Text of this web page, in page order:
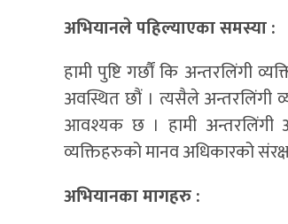
अभियानले पहिल्याएका समस्या :
हामी पुष्टि गर्छौं कि अन्तरलिंगी
अवस्थित छौं । त्यसैले अन्तरलिंगी
आवश्यक छ । हामी अन्तरलिंगी
व्यक्तिहरुको मानव अधिकारको
अभियानका मागहरु :